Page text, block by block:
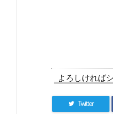
よろしければ
Twitter